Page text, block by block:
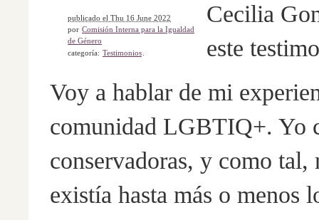
publicado el Thu 16 June 2022
por Comisión Interna para la Igualdad
de Género
categoría: Testimonios
Cecilia
este
Voy a hablar de mi
comunidad LGBTIQ+. Yo
conservadoras, y como tal,
existía hasta más o menos